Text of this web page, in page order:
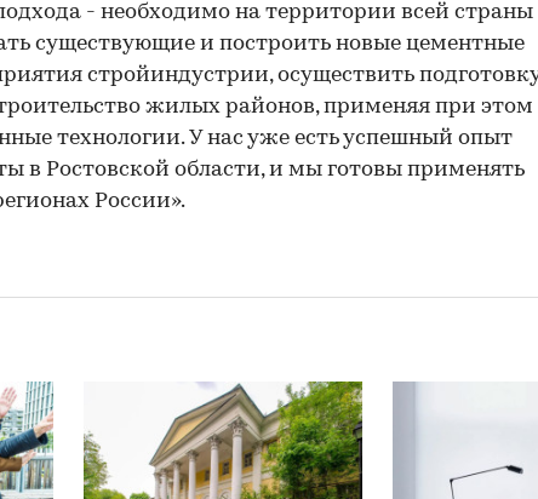
- необходимо на территории всей страны
существующие и построить новые цементные
стройиндустрии, осуществить
жилых районов, применяя при этом
технологии. У нас уже есть успешный опыт
в Ростовской области, и мы готовы применять
России».